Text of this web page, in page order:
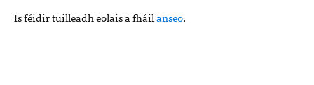
Is féidir tuilleadh eolais a fháilanseo.